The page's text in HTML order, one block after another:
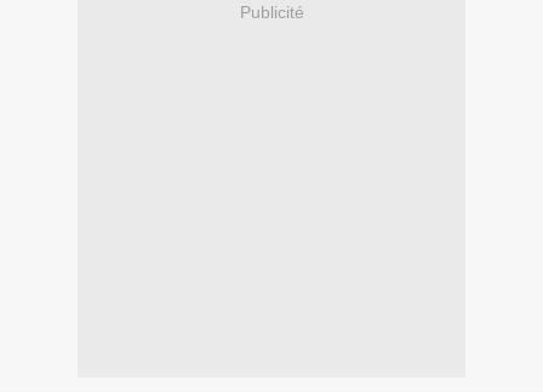
Publicité